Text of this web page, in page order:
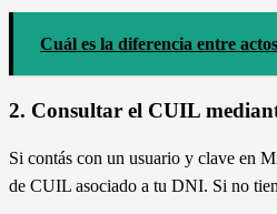
Cuál es la diferencia entre
2. Consultar el CUIL
Si contás con un usuario y clave en
de CUIL asociado a tu DNI. Si no